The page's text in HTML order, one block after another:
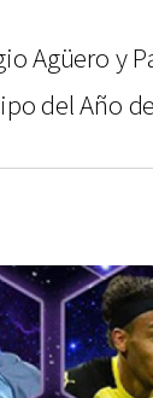
Agüero y
del Año